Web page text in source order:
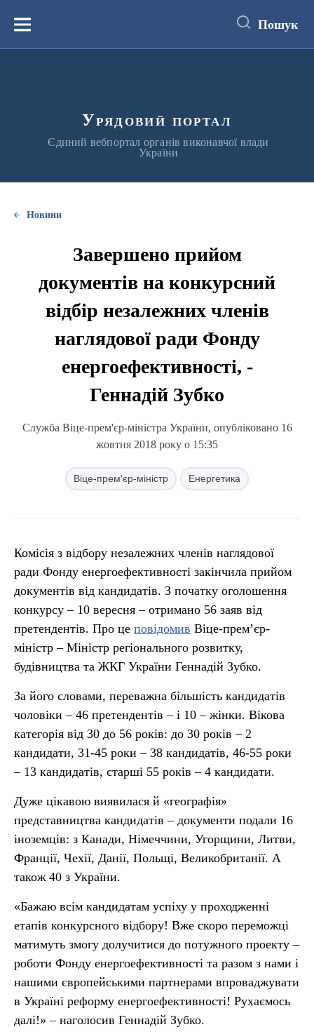
вмістуМеню Пошук
Урядовий портал
Єдиний вебпортал органів виконавчої влади
України
Новини
Завершено прийом
документів на конкурсний
відбір незалежних членів
наглядової ради Фонду
енергоефективності, -
Геннадій Зубко
Служба Віце-прем'єр-міністра України, опубліковано 16
жовтня 2018 року о 15:35
Віце-прем'єр-міністр Енергетика
Комісія з відбору незалежних членів наглядової
ради Фонду енергоефективності закінчила прийом
документів від кандидатів. З початку оголошення
конкурсу – 10 вересня – отримано 56 заяв від
претендентів. Про це повідомив Віце-прем’єр-
міністр – Міністр регіонального розвитку,
будівництва та ЖКГ України Геннадій Зубко.
За його словами, переважна більшість кандидатів
чоловіки – 46 претендентів – і 10 – жінки. Вікова
категорія від 30 до 56 років: до 30 років – 2
кандидати, 31-45 роки – 38 кандидатів, 46-55 роки
– 13 кандидатів, старші 55 років – 4 кандидати.
Дуже цікавою виявилася й «географія»
представництва кандидатів – документи подали 16
іноземців: з Канади, Німеччини, Угорщини, Литви,
Франції, Чехії, Данії, Польщі, Великобританії. А
також 40 з України.
«Бажаю всім кандидатам успіху у проходженні
етапів конкурсного відбору! Вже скоро переможці
матимуть змогу долучитися до потужного проекту –
роботи Фонду енергоефективності та разом з нами і
нашими європейськими партнерами впроваджувати
в Україні реформу енергоефективності! Рухаємось
далі!» – наголосив Геннадій Зубко.